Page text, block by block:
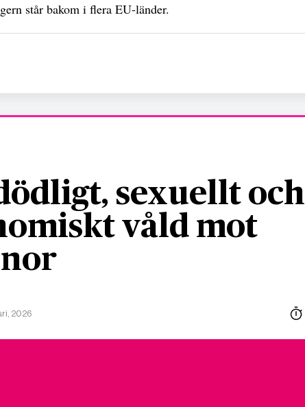
står bakom i flera EU-länder.
sexuellt och
våld mot
2026